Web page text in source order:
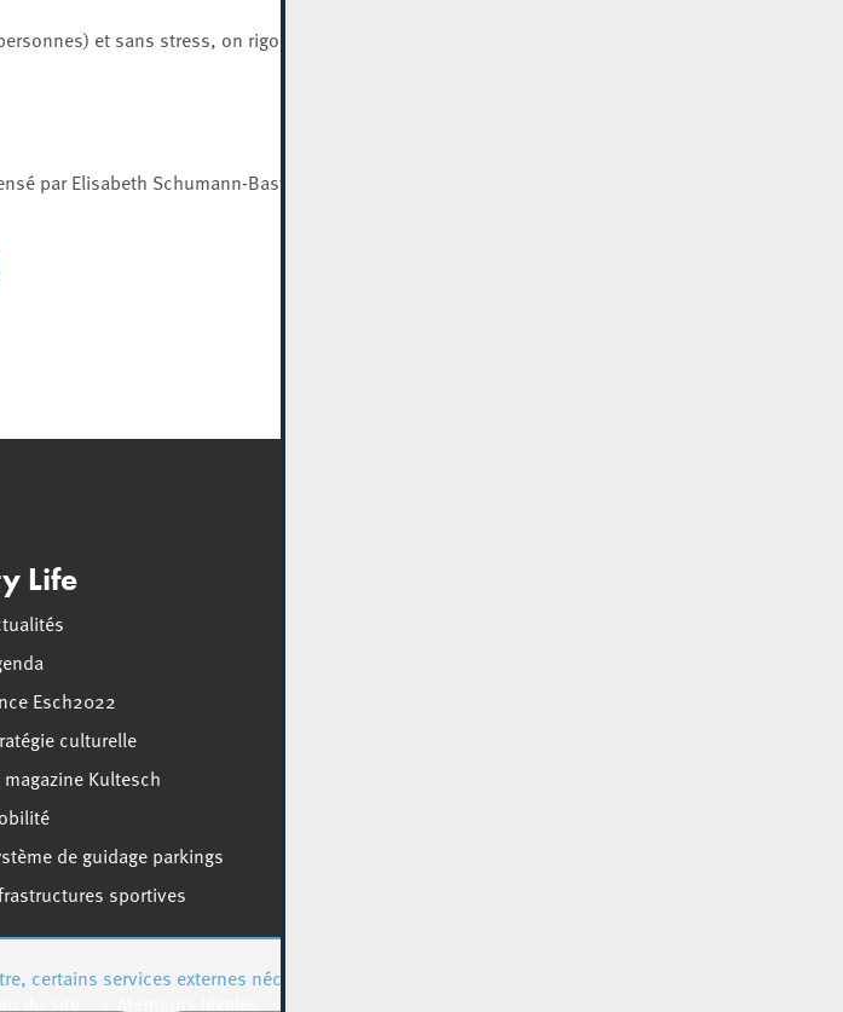
et sans stress, on rigole
par Elisabeth Schumann-Bastian.
Life
Esch2022
culturelle
magazine Kultesch
de guidage parkings
sportives
certains services externes nécessitent votre autorisation pour fonctionner.